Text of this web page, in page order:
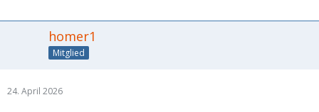
homer1
Mitglied
24. April 2026